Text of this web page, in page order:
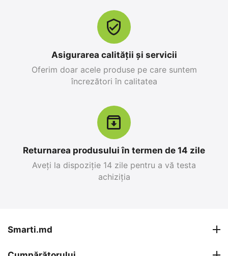
MDL
MDL -12%
în stoc
28 299 MDL -10%
în stoc
26 999MDL
19%
Asigurarea calității și servicii
Oferim doar acele produse pe care suntem
încrezători în calitatea
Returnarea produsului în termen de 14 zile
Aveți la dispoziție 14 zile pentru a vă testa
achiziția
Smarti.md